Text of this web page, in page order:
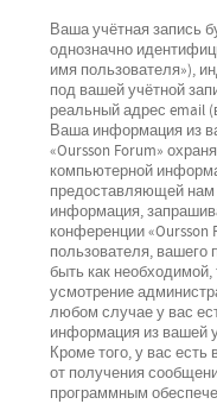
Ваша учётная запись
однозначно
имя пользователя»),
под вашей учётной
реальный адрес email
Ваша информация из
«Oursson Forum»
компьютерной
предоставляющей нам
информация,
конференции «Oursson
пользователя, вашего
быть как необходимой,
усмотрение
любом случае у вас
информация из вашей
Кроме того, у вас есть
от получения
программным